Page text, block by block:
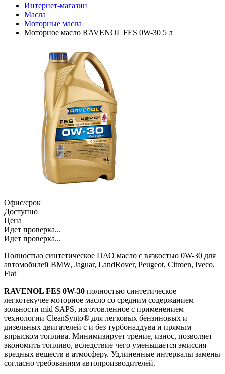
Интернет-магазин
Масла
Моторные масла
Моторное масло RAVENOL FES 0W-30 5 л
Офис/срок
Доступно
Цена
Идет проверка...
Идет проверка...
Полностью синтетическое ПАО масло с вязкостью 0W-30 для
автомобилей BMW, Jaguar, LandRover, Peugeot, Citroen, Iveco,
Fiat
RAVENOL FES 0W-30 полностью синтетическое
легкотекучее моторное масло со средним содержанием
зольности mid SAPS, изготовленное с применением
технологии CleanSynto® для легковых бензиновых и
дизельных двигателей с и без турбонаддува и прямым
впрыском топлива. Минимизирует трение, износ, позволяет
экономить топливо, вследствие чего уменьшается эмиссия
вредных веществ в атмосферу. Удлиненные интервалы замены
согласно требованиям автопроизводителей.